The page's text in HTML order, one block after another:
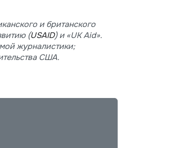
и британского
(USAID) и «UK Aid».
журналистики;
США.